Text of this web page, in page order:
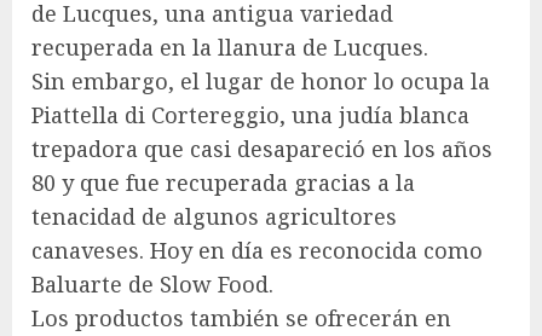
de Lucques, una antigua variedad
recuperada en la llanura de Lucques.
Sin embargo, el lugar de honor lo ocupa la
Piattella di Cortereggio, una judía blanca
trepadora que casi desapareció en los años
80 y que fue recuperada gracias a la
tenacidad de algunos agricultores
canaveses. Hoy en día es reconocida como
Baluarte de Slow Food.
Los productos también se ofrecerán en